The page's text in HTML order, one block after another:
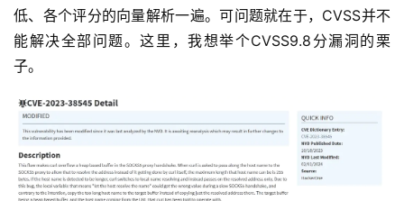
低、各个评分的向量解析一遍。可问题就在于，CVSS并不
能解决全部问题。这里，我想举个CVSS9.8分漏洞的栗
子。